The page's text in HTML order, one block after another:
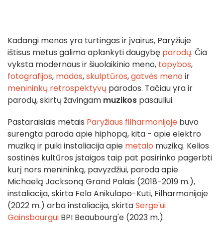
Kadangi menas yra turtingas ir įvairus, Paryžiuje
ištisus metus galima aplankyti daugybę parodų. Čia
vyksta modernaus ir šiuolaikinio meno, tapybos,
fotografijos, mados,skulptūros,gatvės meno ir
menininkų retrospektyvų parodos. Tačiau yra ir
parodų, skirtų žavingam muzikos pasauliui.
Pastaraisiais metais Paryžiaus filharmonijoje buvo
surengta paroda apie hiphopą, kita - apie elektro
muziką ir puiki instaliacija apie metalo muziką. Kelios
sostinės kultūros įstaigos taip pat pasirinko pagerbti
kurį nors menininką, pavyzdžiui, paroda apie
Michaelą Jacksoną Grand Palais (2018-2019 m.),
instaliacija, skirta Fela Anikulapo-Kuti, Filharmonijoje
(2022 m.) arba instaliacija, skirtaSerge'ui
Gainsbourgui BPI Beaubourg'e (2023 m.).